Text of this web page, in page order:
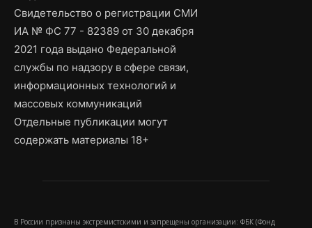
Свидетельство о регистрации СМИ
ИА № ФС 77 - 82389 от 30 декабря
2021 года выдано Федеральной
службы по надзору в сфере связи,
информационных технологий и
массовых коммуникаций
Отдельные публикации могут
содержать материалы 18+
В России признаны экстремистскими и запрещены организации: ФБК (Фонд